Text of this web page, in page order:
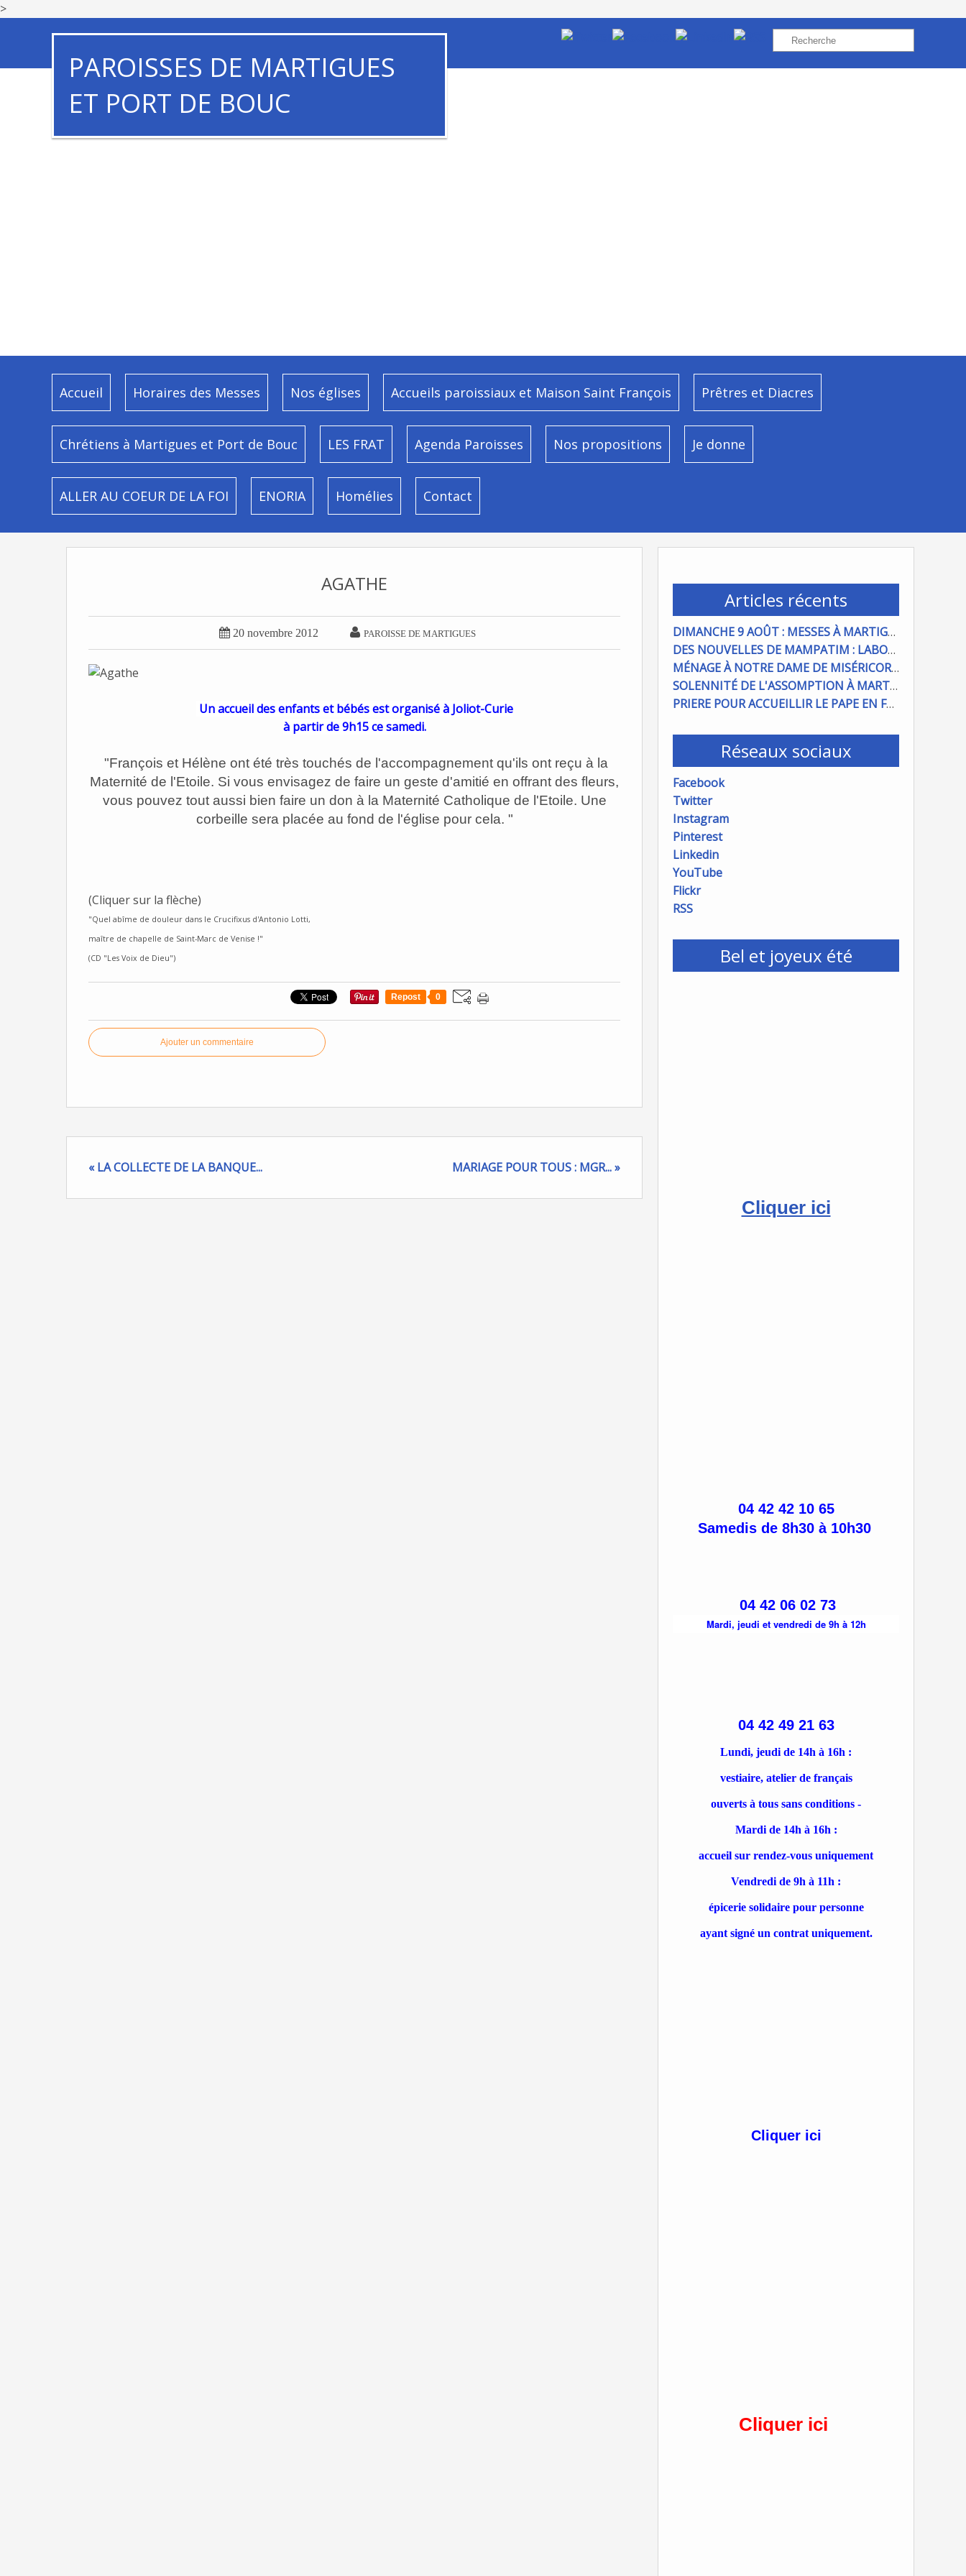
>
PAROISSES DE MARTIGUES
ET PORT DE BOUC
Accueil Horaires des Messes Nos églises Accueils paroissiaux et Maison Saint François Prêtres et Diacres
Chrétiens à Martigues et Port de Bouc LES FRAT Agenda Paroisses Nos propositions Je donne
ALLER AU COEUR DE LA FOI ENORIA Homélies Contact
Articles récents
DIMANCHE 9 AOÛT : MESSES À MARTIGUES ET PORT DE BOUC
DES NOUVELLES DE MAMPATIM : LABOUR DU CHAMP PAROISSIAL
MÉNAGE À NOTRE DAME DE MISÉRICORDE : ON COMPTE SUR VOUS !
SOLENNITÉ DE L'ASSOMPTION À MARTIGUES ET PORT DE BOUC
PRIERE POUR ACCUEILLIR LE PAPE EN FRANCE
Réseaux sociaux
Facebook
Twitter
Instagram
Pinterest
Linkedin
YouTube
Flickr
RSS
Bel et joyeux été
Cliquer ici
04 42 42 10 65
Samedis de 8h30 à 10h30
04 42 06 02 73
Mardi, jeudi et vendredi de 9h à 12h
04 42 49 21 63
Lundi, jeudi de 14h à 16h :
vestiaire, atelier de français
ouverts à tous sans conditions -
Mardi de 14h à 16h :
accueil sur rendez-vous uniquement
Vendredi de 9h à 11h :
épicerie solidaire pour personne
ayant signé un contrat uniquement.
Cliquer ici
Cliquer ici
AGATHE
 20 novembre 2012  PAROISSE DE MARTIGUES
Un accueil des enfants et bébés est organisé à Joliot-Curie
à partir de 9h15 ce samedi.
"François et Hélène ont été très touchés de l'accompagnement qu'ils ont reçu à la
Maternité de l'Etoile. Si vous envisagez de faire un geste d'amitié en offrant des fleurs,
vous pouvez tout aussi bien faire un don à la Maternité Catholique de l'Etoile. Une
corbeille sera placée au fond de l'église pour cela. "
(Cliquer sur la flèche)
"Quel abîme de douleur dans le Crucifixus d'Antonio Lotti,
maître de chapelle de Saint-Marc de Venise !"
(CD "Les Voix de Dieu")
Repost 0
Ajouter un commentaire
« LA COLLECTE DE LA BANQUE... MARIAGE POUR TOUS : MGR... »